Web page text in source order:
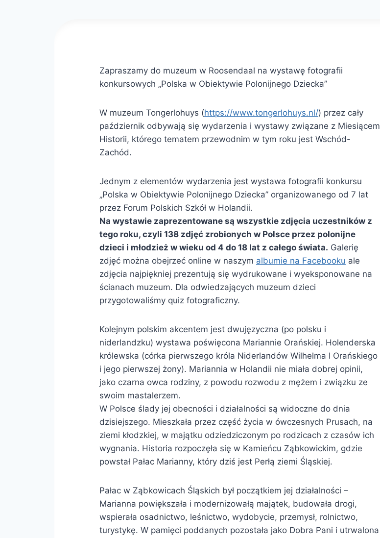
Zapraszamy do muzeum w Roosendaal na wystawę fotografii
konkursowych „Polska w Obiektywie Polonijnego Dziecka”
W muzeum Tongerlohuys (https://www.tongerlohuys.nl/) przez cały
październik odbywają się wydarzenia i wystawy związane z Miesiącem
Historii, którego tematem przewodnim w tym roku jest Wschód-
Zachód.
Jednym z elementów wydarzenia jest wystawa fotografii konkursu
„Polska w Obiektywie Polonijnego Dziecka” organizowanego od 7 lat
przez Forum Polskich Szkół w Holandii.
Na wystawie zaprezentowane są wszystkie zdjęcia uczestników z
tego roku, czyli 138 zdjęć zrobionych w Polsce przez polonijne
dzieci i młodzież w wieku od 4 do 18 lat z całego świata. Galerię
zdjęć można obejrzeć online w naszym albumie na Facebooku ale
zdjęcia najpiękniej prezentują się wydrukowane i wyeksponowane na
ścianach muzeum. Dla odwiedzających muzeum dzieci
przygotowaliśmy quiz fotograficzny.
Kolejnym polskim akcentem jest dwujęzyczna (po polsku i
niderlandzku) wystawa poświęcona Mariannie Orańskiej. Holenderska
królewska (córka pierwszego króla Niderlandów Wilhelma I Orańskiego
i jego pierwszej żony). Mariannia w Holandii nie miała dobrej opinii,
jako czarna owca rodziny, z powodu rozwodu z mężem i związku ze
swoim mastalerzem.
W Polsce ślady jej obecności i działalności są widoczne do dnia
dzisiejszego. Mieszkała przez część życia w ówczesnych Prusach, na
ziemi kłodzkiej, w majątku odziedziczonym po rodzicach z czasów ich
wygnania. Historia rozpoczęła się w Kamieńcu Ząbkowickim, gdzie
powstał Pałac Marianny, który dziś jest Perłą ziemi Śląskiej.
Pałac w Ząbkowicach Śląskich był początkiem jej działalności –
Marianna powiększała i modernizowałą majątek, budowała drogi,
wspierała osadnictwo, leśnictwo, wydobycie, przemysł, rolnictwo,
turystykę. W pamięci poddanych pozostała jako Dobra Pani i utrwalona